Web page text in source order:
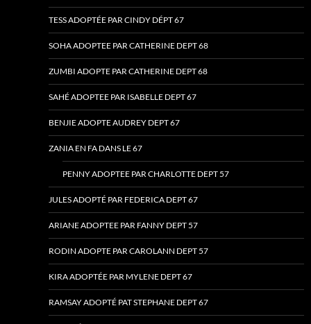
TESS ADOPTÉE PAR CINDY DÉPT 67
SOHA ADOPTEE PAR CATHERINE DEPT 68
ZUMBI ADOPTE PAR CATHERINE DEPT 68
SAHÉ ADOPTEE PAR ISABELLE DEPT 67
BENJIE ADOPTE AUDREY DEPT 67
ZANIA EN FA DANS LE 67
PENNY ADOPTEE PAR CHARLOTTE DEPT 57
JULES ADOPTÉ PAR FEDERICA DEPT 67
ARIANE ADOPTEE PAR FANNY DEPT 57
RODIN ADOPTE PAR CAROLANN DEPT 57
KIRA ADOPTÉE PAR MYLENE DEPT 67
RAMSAY ADOPTÉ PAT STEPHANE DEPT 67